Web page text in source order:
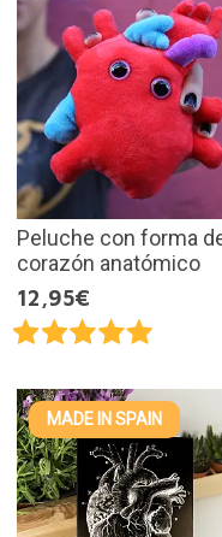
Peluche con forma
corazón anatómico
12,95€
MADE IN SPAIN